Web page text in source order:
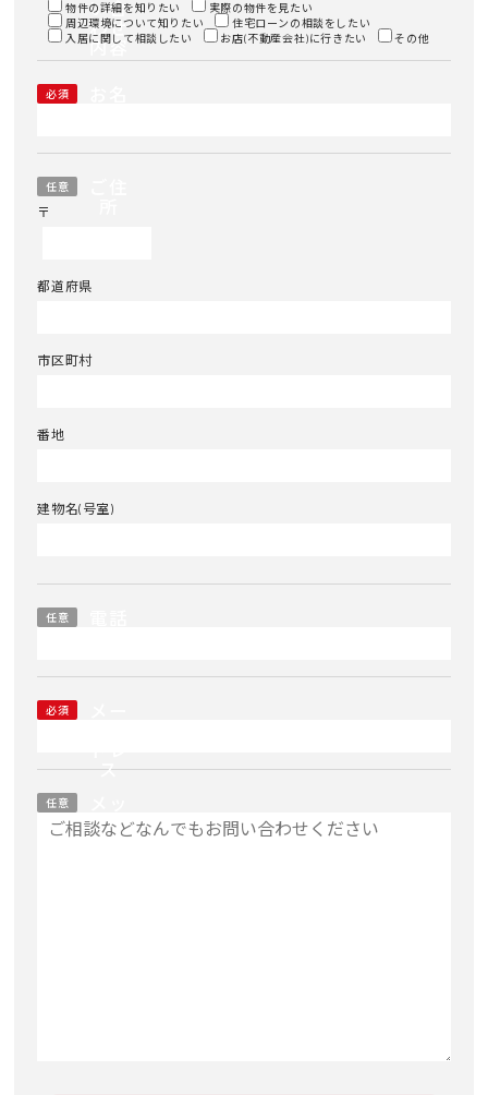
い合
わせ
内容
物件の詳細を知りたい
実際の物件を見たい
周辺環境について知りたい
住宅ローンの相談をしたい
入居に関して相談したい
お店(不動産会社)に行きたい その他
必須
任意
〒
都道府県
市区町村
番地
建物名(号室)
任意
必須
ス
任意
セー
ジ